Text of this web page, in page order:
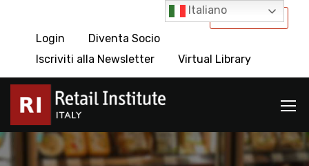
International
Login
Diventa Socio
Iscriviti alla Newsletter
Virtual Library
Italiano